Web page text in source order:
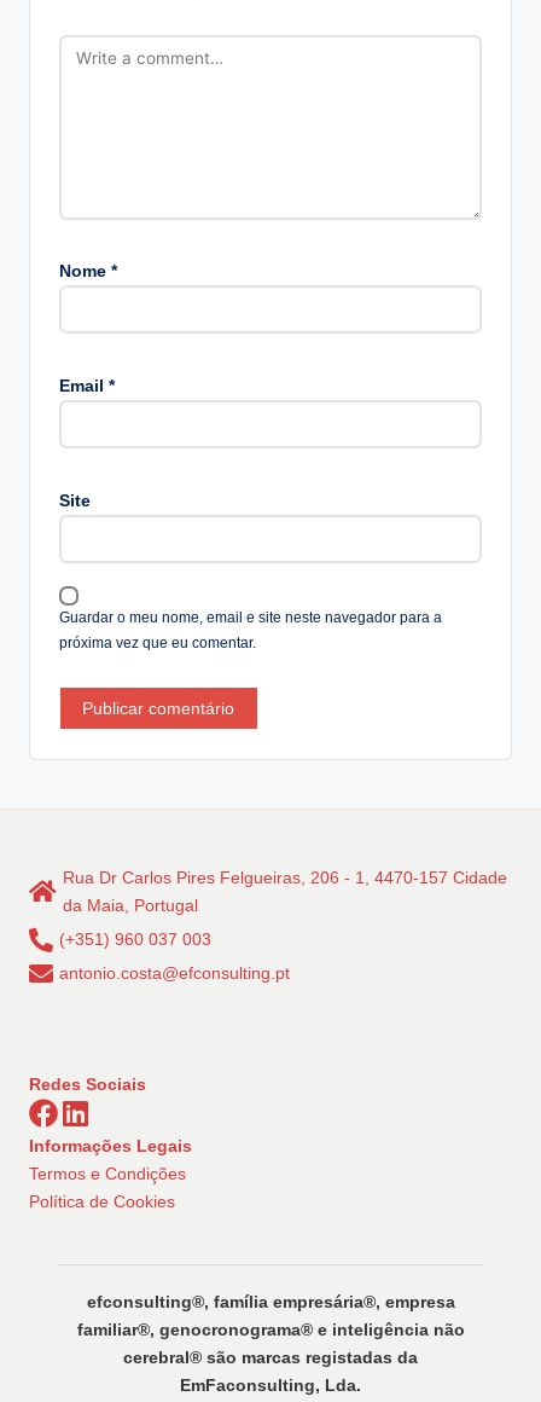
Nome *
Email *
Site
Guardar o meu nome, email e site neste navegador para a
próxima vez que eu comentar.
e
ti
e
:
Rua Dr Carlos Pires Felgueiras, 206 - 1, 4470-157 Cidade
da Maia, Portugal
(+351) 960 037 003
antonio.costa@efconsulting.pt
Redes Sociais
Informações Legais
Termos e Condições
Política de Cookies
efconsulting®️, família empresária®️, empresa
familiar®️, genocronograma®️ e inteligência não
cerebral®️ são marcas registadas da
EmFaconsulting, Lda.